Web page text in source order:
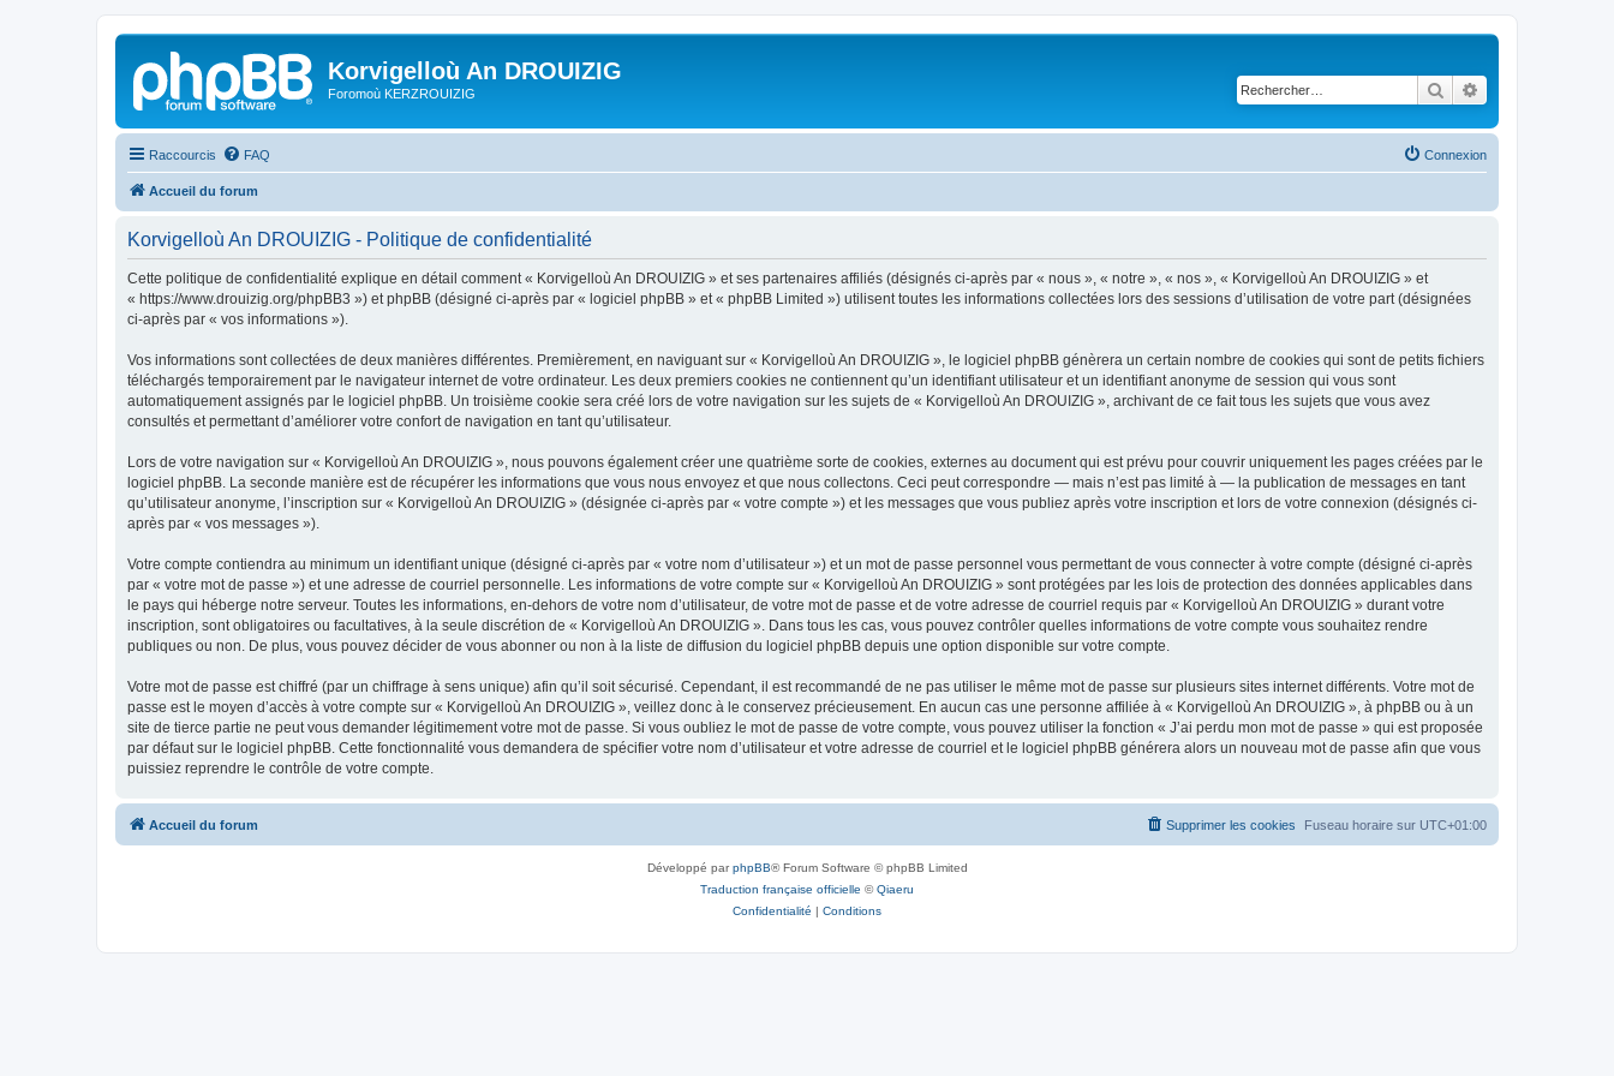
Korvigelloù An DROUIZIG
Foromoù KERZROUIZIG Rechercher
Raccourcis FAQ Connexion
Accueil du forum
Korvigelloù An DROUIZIG - Politique de confidentialité
Cette politique de confidentialité explique en détail comment « Korvigelloù An DROUIZIG » et ses partenaires affiliés (désignés ci-après par « nous », « notre », « nos », « Korvigelloù An DROUIZIG » et
« https://www.drouizig.org/phpBB3 ») et phpBB (désigné ci-après par « logiciel phpBB » et « phpBB Limited ») utilisent toutes les informations collectées lors des sessions d’utilisation de votre part (désignées
ci-après par « vos informations »).
Vos informations sont collectées de deux manières différentes. Premièrement, en naviguant sur « Korvigelloù An DROUIZIG », le logiciel phpBB génèrera un certain nombre de cookies qui sont de petits fichiers
téléchargés temporairement par le navigateur internet de votre ordinateur. Les deux premiers cookies ne contiennent qu’un identifiant utilisateur et un identifiant anonyme de session qui vous sont
automatiquement assignés par le logiciel phpBB. Un troisième cookie sera créé lors de votre navigation sur les sujets de « Korvigelloù An DROUIZIG », archivant de ce fait tous les sujets que vous avez
consultés et permettant d’améliorer votre confort de navigation en tant qu’utilisateur.
Lors de votre navigation sur « Korvigelloù An DROUIZIG », nous pouvons également créer une quatrième sorte de cookies, externes au document qui est prévu pour couvrir uniquement les pages créées par le
logiciel phpBB. La seconde manière est de récupérer les informations que vous nous envoyez et que nous collectons. Ceci peut correspondre — mais n’est pas limité à — la publication de messages en tant
qu’utilisateur anonyme, l’inscription sur « Korvigelloù An DROUIZIG » (désignée ci-après par « votre compte ») et les messages que vous publiez après votre inscription et lors de votre connexion (désignés ci-
après par « vos messages »).
Votre compte contiendra au minimum un identifiant unique (désigné ci-après par « votre nom d’utilisateur ») et un mot de passe personnel vous permettant de vous connecter à votre compte (désigné ci-après
par « votre mot de passe ») et une adresse de courriel personnelle. Les informations de votre compte sur « Korvigelloù An DROUIZIG » sont protégées par les lois de protection des données applicables dans
le pays qui héberge notre serveur. Toutes les informations, en-dehors de votre nom d’utilisateur, de votre mot de passe et de votre adresse de courriel requis par « Korvigelloù An DROUIZIG » durant votre
inscription, sont obligatoires ou facultatives, à la seule discrétion de « Korvigelloù An DROUIZIG ». Dans tous les cas, vous pouvez contrôler quelles informations de votre compte vous souhaitez rendre
publiques ou non. De plus, vous pouvez décider de vous abonner ou non à la liste de diffusion du logiciel phpBB depuis une option disponible sur votre compte.
Votre mot de passe est chiffré (par un chiffrage à sens unique) afin qu’il soit sécurisé. Cependant, il est recommandé de ne pas utiliser le même mot de passe sur plusieurs sites internet différents. Votre mot de
passe est le moyen d’accès à votre compte sur « Korvigelloù An DROUIZIG », veillez donc à le conservez précieusement. En aucun cas une personne affiliée à « Korvigelloù An DROUIZIG », à phpBB ou à un
site de tierce partie ne peut vous demander légitimement votre mot de passe. Si vous oubliez le mot de passe de votre compte, vous pouvez utiliser la fonction « J’ai perdu mon mot de passe » qui est proposée
par défaut sur le logiciel phpBB. Cette fonctionnalité vous demandera de spécifier votre nom d’utilisateur et votre adresse de courriel et le logiciel phpBB générera alors un nouveau mot de passe afin que vous
puissiez reprendre le contrôle de votre compte.
Accueil du forum Fuseau horaire sur UTC+01:00
Supprimer les cookies
Développé parphpBB® Forum Software © phpBB Limited
Traduction française officielle ©Qiaeru
Confidentialité | Conditions